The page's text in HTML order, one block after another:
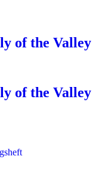
of the Valley
of the Valley